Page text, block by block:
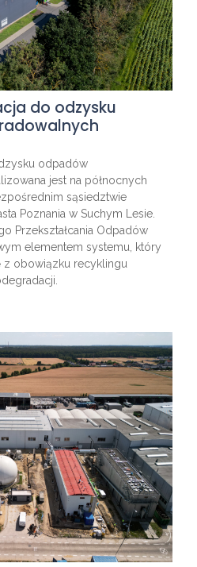
do odzysku
odpadów
jest na północnych
sąsiedztwie
Poznania w Suchym Lesie.
Przekształcania Odpadów
elementem systemu, który
z obowiązku recyklingu